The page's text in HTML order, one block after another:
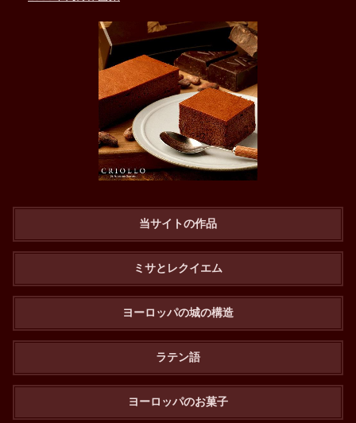
当サイトの作品
ミサとレクイエム
ヨーロッパの城の構造
ラテン語
ヨーロッパのお菓子